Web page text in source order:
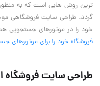
ترین روش هایی است که به
گردد. طراحی سایت فروشگاهی
خود را در موتورهای جستجویی
فروشگاه خود را برای موتورهای
طراحی سایت فروشگاه